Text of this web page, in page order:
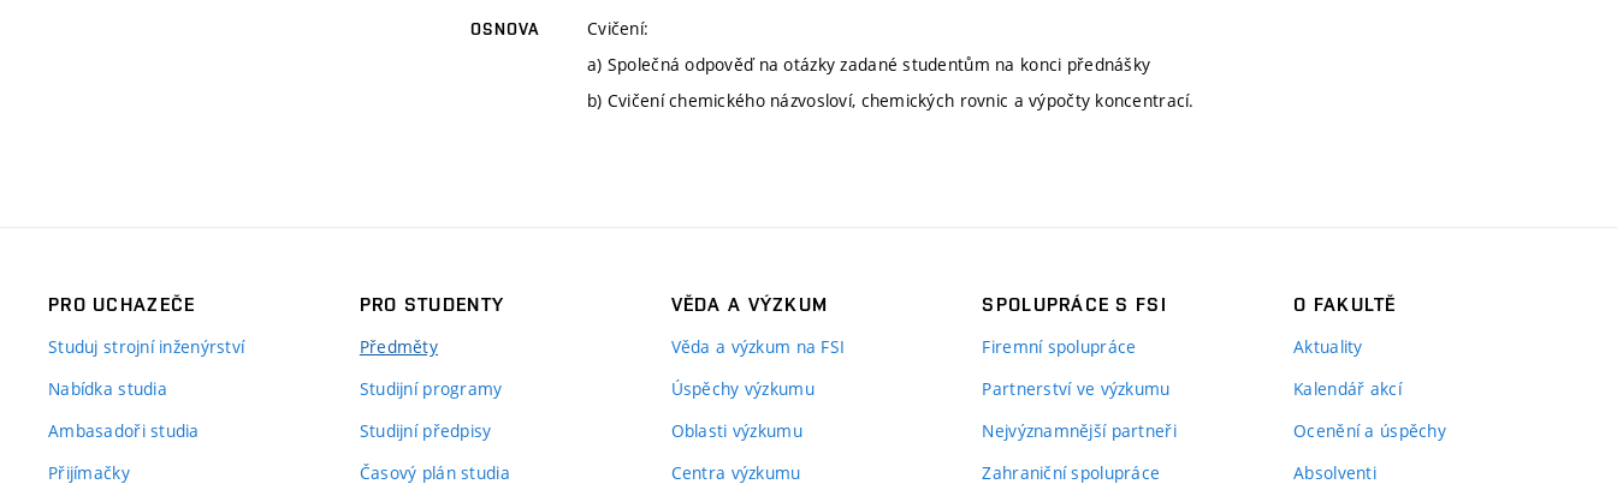
OSNOVA
Cvičení:
a) Společná odpověď na otázky zadané studentům na konci přednášky
b) Cvičení chemického názvosloví, chemických rovnic a výpočty koncentrací.
PRO UCHAZEČE
Studuj strojní inženýrství
Nabídka studia
Ambasadoři studia
Přijímačky
PRO STUDENTY
Předměty
Studijní programy
Studijní předpisy
Časový plán studia
VĚDA A VÝZKUM
Věda a výzkum na FSI
Úspěchy výzkumu
Oblasti výzkumu
Centra výzkumu
SPOLUPRÁCE S FSI
Firemní spolupráce
Partnerství ve výzkumu
Nejvýznamnější partneři
Zahraniční spolupráce
O FAKULTĚ
Aktuality
Kalendář akcí
Ocenění a úspěchy
Absolventi